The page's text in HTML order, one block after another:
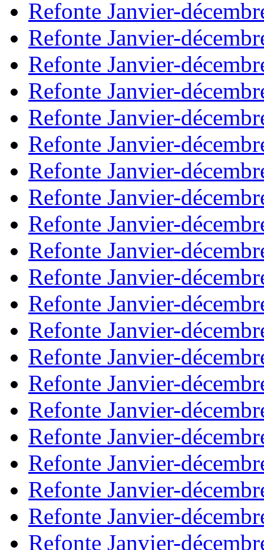
Refonte Janvier-
Refonte Janvier-
Refonte Janvier-
Refonte Janvier-
Refonte Janvier-
Refonte Janvier-
Refonte Janvier-
Refonte Janvier-
Refonte Janvier-
Refonte Janvier-
Refonte Janvier-
Refonte Janvier-
Refonte Janvier-
Refonte Janvier-
Refonte Janvier-
Refonte Janvier-
Refonte Janvier-
Refonte Janvier-
Refonte Janvier-
Refonte Janvier-
Refonte Janvier-